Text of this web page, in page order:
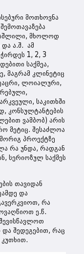
მოთხოვნა
მხოლოდ
ა.შ. ამ
1, 2, 3
საქმეა,
მაგრამ კლინეტიც
ლოიალური,
საკითხში
კონსულტანტების
ვამბობ) არის
მეტიც. შესაძლოა
პროექტზე
რა უნდა, რადგან
სერიოზულ საქმეს
თავიდან
და
რა
ე.წ.
და შედეგებით, რაც
კუთხით.